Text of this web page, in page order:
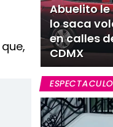
que,
Abuelito
lo saca
en calles
CDMX